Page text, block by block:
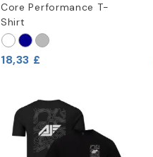
Core Performance T-
Shirt
18,33 £